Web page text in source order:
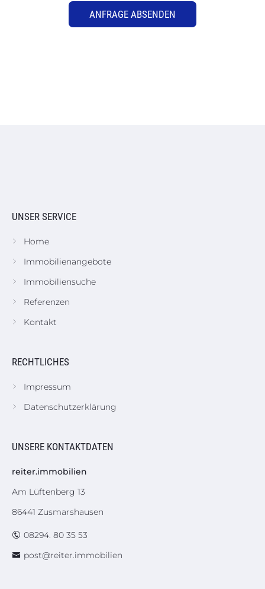
ANFRAGE ABSENDEN
UNSER SERVICE
Home
Immobilienangebote
Immobiliensuche
Referenzen
Kontakt
RECHTLICHES
Impressum
Datenschutzerklärung
UNSERE KONTAKTDATEN
reiter.immobilien
Am Lüftenberg 13
86441 Zusmarshausen
08294. 80 35 53
post@reiter.immobilien